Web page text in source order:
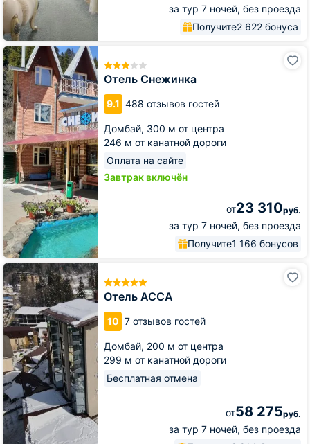
за тур 7 ночей, без проезда
Получите2 622 бонуса
Отель Снежинка
9.1 488 отзывов гостей
Домбай, 300 м от центра
246 м от канатной дороги
Оплата на сайте
Завтрак включён
от23 310руб.
за тур 7 ночей, без проезда
Получите1 166 бонусов
Отель
Снежинка
Отель АССА
10 7 отзывов гостей
Домбай, 200 м от центра
299 м от канатной дороги
Бесплатная отмена
от58 275руб.
за тур 7 ночей, без проезда
Отель
АССА